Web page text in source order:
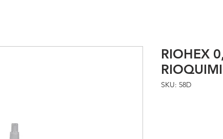
RIOHEX
SKU: 58D